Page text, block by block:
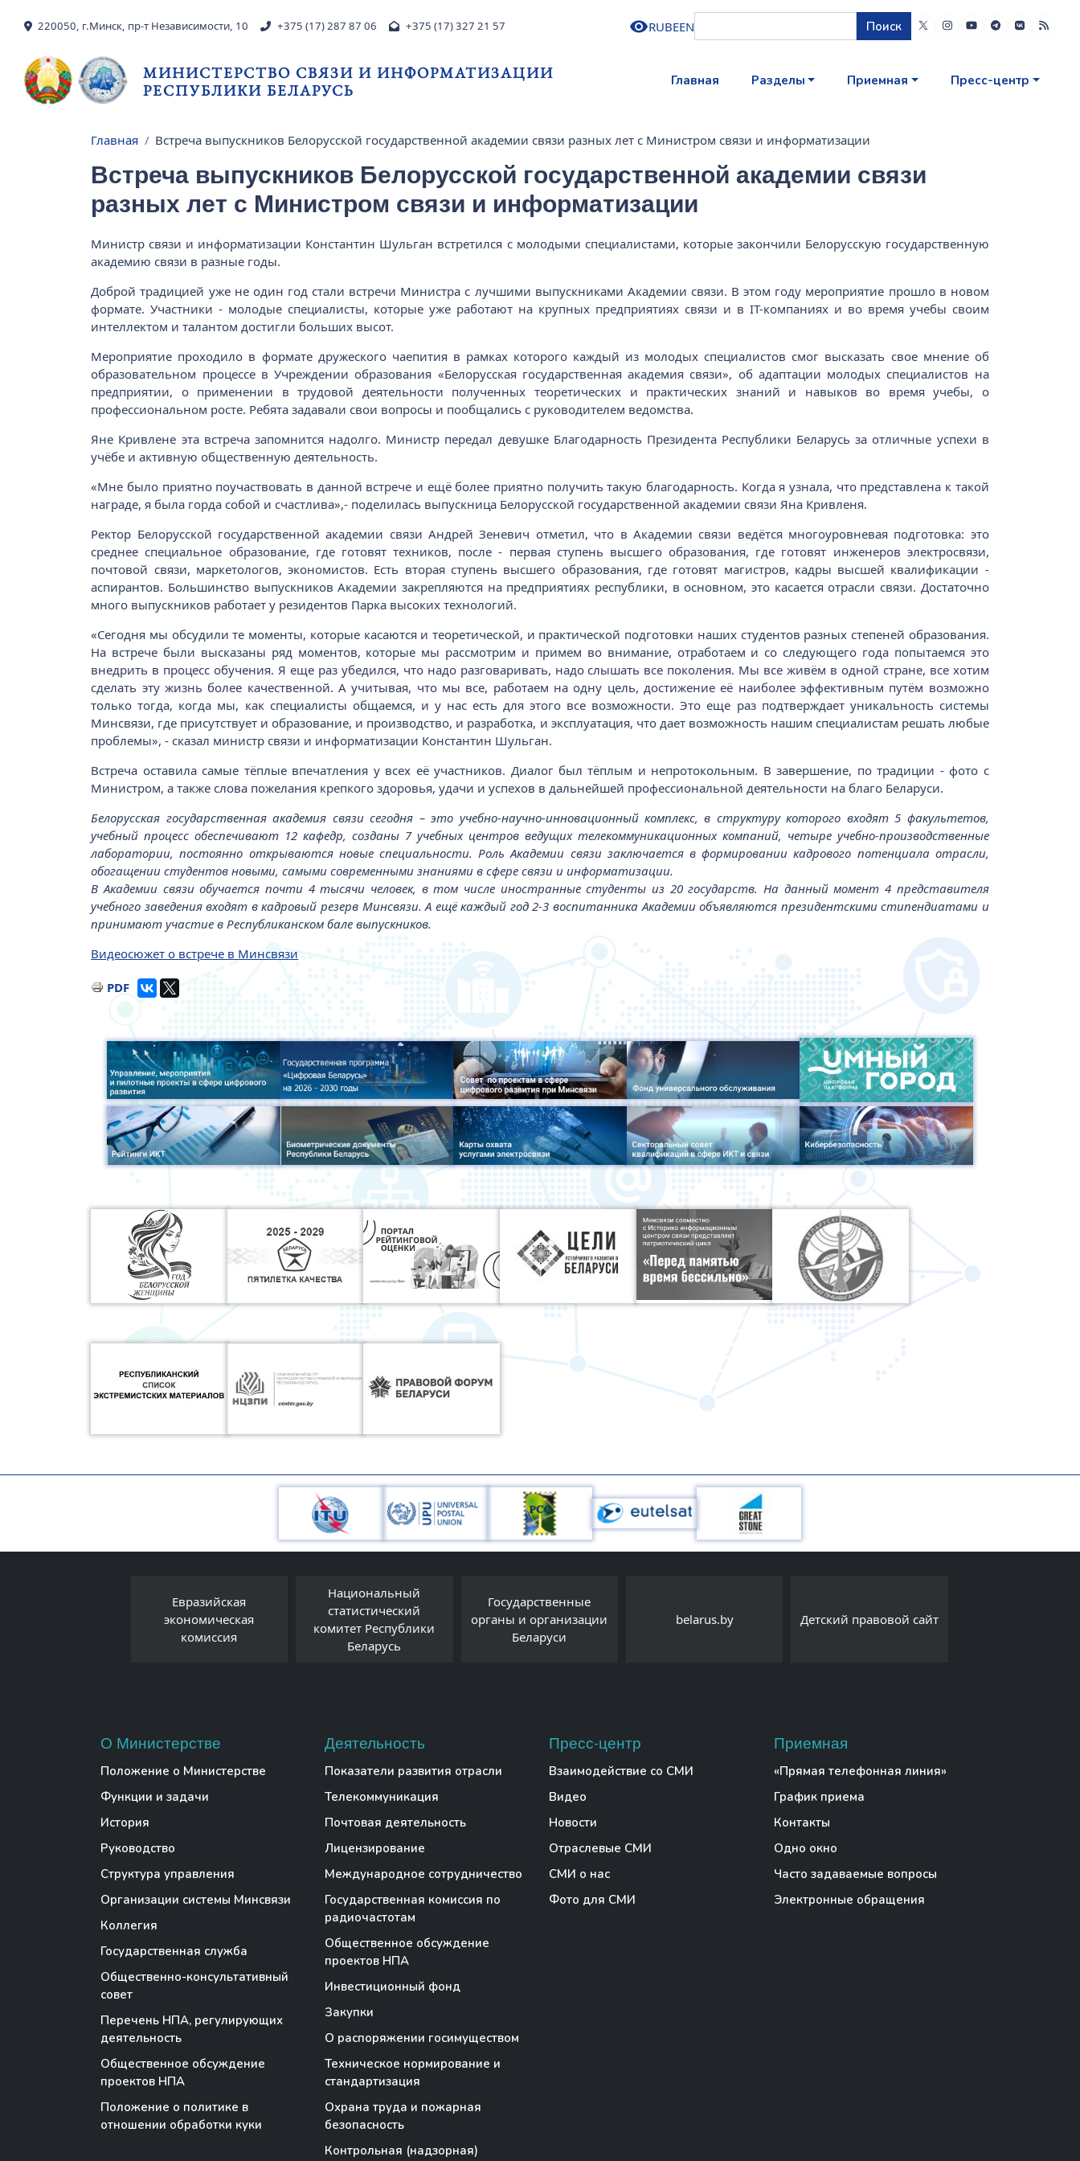
220050, г.Минск, пр-т Независимости, 10 +375 (17) 287 87 06 +375 (17) 327 21 57 RUBEEN Поиск
МИНИСТЕРСТВО СВЯЗИ И ИНФОРМАТИЗАЦИИ
РЕСПУБЛИКИ БЕЛАРУСЬ
Главная Разделы Приемная Пресс-центр
Строка навигации
Главная Встреча выпускников Белорусской государственной академии связи разных лет с Министром связи и информатизации
Встреча выпускников Белорусской государственной академии связи
разных лет с Министром связи и информатизации
Министр связи и информатизации Константин Шульган встретился с молодыми специалистами, которые закончили Белорусскую государственную
академию связи в разные годы.
Доброй традицией уже не один год стали встречи Министра с лучшими выпускниками Академии связи. В этом году мероприятие прошло в новом
формате. Участники - молодые специалисты, которые уже работают на крупных предприятиях связи и в IT-компаниях и во время учебы своим
интеллектом и талантом достигли больших высот.
Мероприятие проходило в формате дружеского чаепития в рамках которого каждый из молодых специалистов смог высказать свое мнение об
образовательном процессе в Учреждении образования «Белорусская государственная академия связи», об адаптации молодых специалистов на
предприятии, о применении в трудовой деятельности полученных теоретических и практических знаний и навыков во время учебы, о
профессиональном росте. Ребята задавали свои вопросы и пообщались с руководителем ведомства.
Яне Кривлене эта встреча запомнится надолго. Министр передал девушке Благодарность Президента Республики Беларусь за отличные успехи в
учёбе и активную общественную деятельность.
«Мне было приятно поучаствовать в данной встрече и ещё более приятно получить такую благодарность. Когда я узнала, что представлена к такой
награде, я была горда собой и счастлива»,- поделилась выпускница Белорусской государственной академии связи Яна Кривленя.
Ректор Белорусской государственной академии связи Андрей Зеневич отметил, что в Академии связи ведётся многоуровневая подготовка: это
среднее специальное образование, где готовят техников, после - первая ступень высшего образования, где готовят инженеров электросвязи,
почтовой связи, маркетологов, экономистов. Есть вторая ступень высшего образования, где готовят магистров, кадры высшей квалификации -
аспирантов. Большинство выпускников Академии закрепляются на предприятиях республики, в основном, это касается отрасли связи. Достаточно
много выпускников работает у резидентов Парка высоких технологий.
«Сегодня мы обсудили те моменты, которые касаются и теоретической, и практической подготовки наших студентов разных степеней образования.
На встрече были высказаны ряд моментов, которые мы рассмотрим и примем во внимание, отработаем и со следующего года попытаемся это
внедрить в процесс обучения. Я еще раз убедился, что надо разговаривать, надо слышать все поколения. Мы все живём в одной стране, все хотим
сделать эту жизнь более качественной. А учитывая, что мы все, работаем на одну цель, достижение её наиболее эффективным путём возможно
только тогда, когда мы, как специалисты общаемся, и у нас есть для этого все возможности. Это еще раз подтверждает уникальность системы
Минсвязи, где присутствует и образование, и производство, и разработка, и эксплуатация, что дает возможность нашим специалистам решать любые
проблемы», - сказал министр связи и информатизации Константин Шульган.
Встреча оставила самые тёплые впечатления у всех её участников. Диалог был тёплым и непротокольным. В завершение, по традиции - фото с
Министром, а также слова пожелания крепкого здоровья, удачи и успехов в дальнейшей профессиональной деятельности на благо Беларуси.
Белорусская государственная академия связи сегодня – это учебно-научно-инновационный комплекс, в структуру которого входят 5 факультетов,
учебный процесс обеспечивают 12 кафедр, созданы 7 учебных центров ведущих телекоммуникационных компаний, четыре учебно-производственные
лаборатории, постоянно открываются новые специальности. Роль Академии связи заключается в формировании кадрового потенциала отрасли,
обогащении студентов новыми, самыми современными знаниями в сфере связи и информатизации.
В Академии связи обучается почти 4 тысячи человек, в том числе иностранные студенты из 20 государств. На данный момент 4 представителя
учебного заведения входят в кадровый резерв Минсвязи. А ещё каждый год 2-3 воспитанника Академии объявляются президентскими стипендиатами и
принимают участие в Республиканском бале выпускников.
Видеосюжет о встрече в Минсвязи
PDF
Евразийская
экономическая
комиссия
Национальный
статистический
комитет Республики
Беларусь
Государственные
органы и организации
Беларуси
belarus.by Детский правовой сайт
О Министерстве
Положение о Министерстве
Функции и задачи
История
Руководство
Структура управления
Организации системы Минсвязи
Коллегия
Государственная служба
Общественно-консультативный
совет
Перечень НПА, регулирующих
деятельность
Общественное обсуждение
проектов НПА
Положение о политике в
отношении обработки куки
Деятельность
Показатели развития отрасли
Телекоммуникация
Почтовая деятельность
Лицензирование
Международное сотрудничество
Государственная комиссия по
радиочастотам
Общественное обсуждение
проектов НПА
Инвестиционный фонд
Закупки
О распоряжении госимуществом
Техническое нормирование и
стандартизация
Охрана труда и пожарная
безопасность
Контрольная (надзорная)
Пресс-центр
Взаимодействие со СМИ
Видео
Новости
Отраслевые СМИ
СМИ о нас
Фото для СМИ
Приемная
«Прямая телефонная линия»
График приема
Контакты
Одно окно
Часто задаваемые вопросы
Электронные обращения